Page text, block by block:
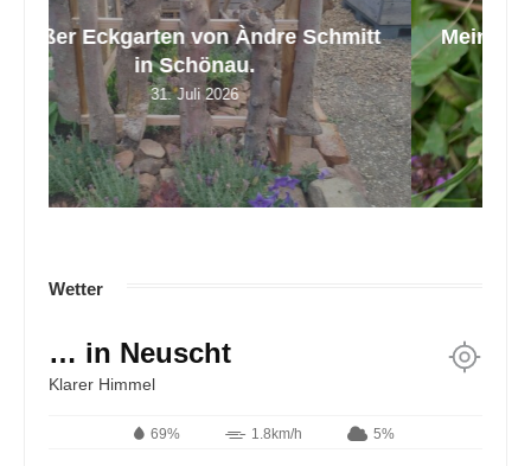
Mein Rasen ist übersät mit Weißklee.
Was ist...
17. Juli 2026
Wetter
… in Neuscht
Klarer Himmel
69% 1.8km/h 5%